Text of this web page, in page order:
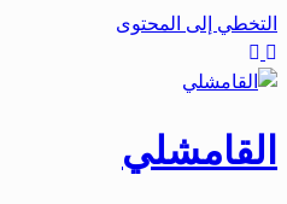
التخطي إلى المحتوى
القامشلي